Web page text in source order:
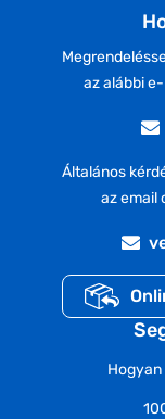
az alábbi
Általános
az email